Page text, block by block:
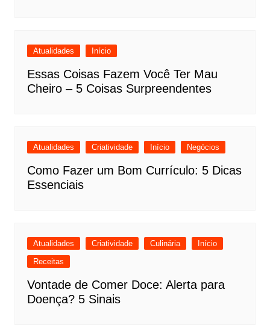
Atualidades Início
Essas Coisas Fazem Você Ter Mau
Cheiro – 5 Coisas Surpreendentes
Atualidades Criatividade Início Negócios
Como Fazer um Bom Currículo: 5 Dicas
Essenciais
Atualidades Criatividade Culinária
Início
Receitas
Vontade de Comer Doce: Alerta para
Doença? 5 Sinais